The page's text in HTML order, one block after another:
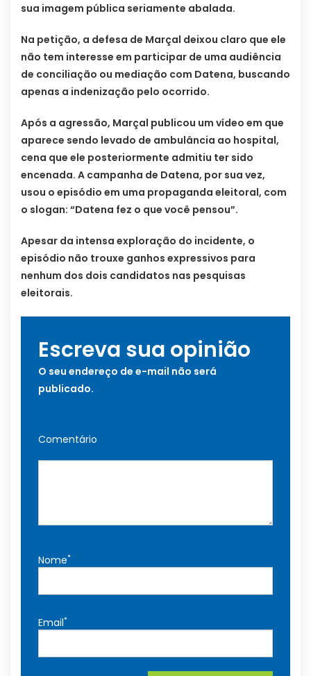
sua imagem pública seriamente abalada.
Na petição, a defesa de Marçal deixou claro que ele
não tem interesse em participar de uma audiência
de conciliação ou mediação com Datena, buscando
apenas a indenização pelo ocorrido.
Após a agressão, Marçal publicou um vídeo em que
aparece sendo levado de ambulância ao hospital,
cena que ele posteriormente admitiu ter sido
encenada. A campanha de Datena, por sua vez,
usou o episódio em uma propaganda eleitoral, com
o slogan: “Datena fez o que você pensou”.
Apesar da intensa exploração do incidente, o
episódio não trouxe ganhos expressivos para
nenhum dos dois candidatos nas pesquisas
eleitorais.
Escreva sua opinião
O seu endereço de e-mail não será
publicado.
Comentário
Nome*
Email*